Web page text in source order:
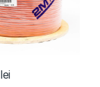
lei